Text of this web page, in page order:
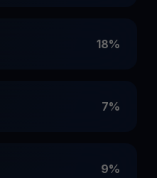
18%
7%
9%